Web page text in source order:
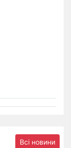
Всі новини